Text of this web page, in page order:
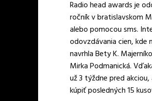
Radio head awards je
ročník v bratislavskom
alebo pomocou sms.
odovzdávania cien, kde
navrhla Bety K.
Mirka Podmanická.
už 3 týždne pred
kúpiť posledných 15